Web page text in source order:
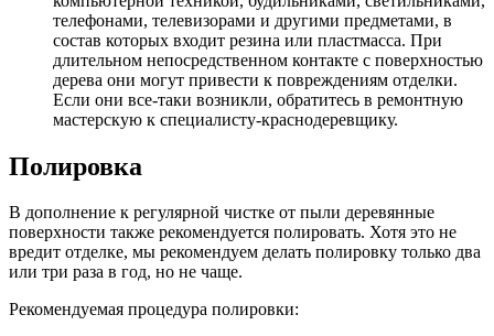
телефонами, телевизорами и другими предметами, в
состав которых входит резина или пластмасса. При
длительном непосредственном контакте с поверхностью
дерева они могут привести к повреждениям отделки.
Если они все-таки возникли, обратитесь в ремонтную
мастерскую к специалисту-краснодеревщику.
Полировка
В дополнение к регулярной чистке от пыли деревянные
поверхности также рекомендуется полировать. Хотя это не
вредит отделке, мы рекомендуем делать полировку только два
или три раза в год, но не чаще.
Рекомендуемая процедура полировки: